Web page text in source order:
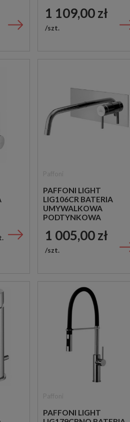
1 109,00 zł
szt.
PAFFONI LIGHT
LIG106CR BATERIA
UMYWALKOWA
PODTYNKOWA
CHROM
1 005,00 zł
szt.
PAFFONI LIGHT